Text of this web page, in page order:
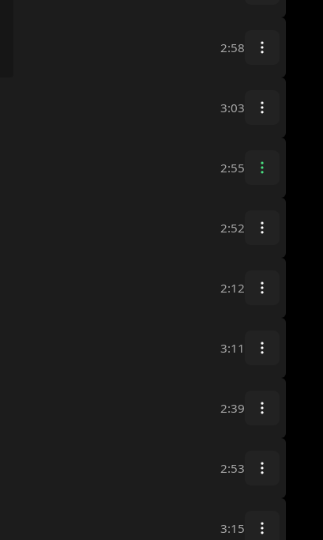
2:58
3:03
2:55
2:52
2:12
3:11
2:39
2:53
3:15